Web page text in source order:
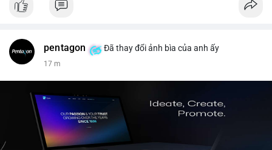
pentagon Đã thay đổi ảnh bìa của anh ấy
17 m